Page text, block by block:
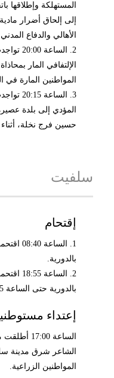
المستهلكة وإطلاقها
إلى إلحاق أضرار
الأهالي والدفاع
2.
الإلتفافي المار
المواطنين المارة في
3.
المؤدي إلى بلدة
حسين فرج نخلة،
سلفيت
إقتحام
1.
بالدورية.
2.
بالدورية حتى الساعة 19:45.
إعتداء
الساعة
الشاعر شرق مدينة
المواطنين الزراعية.